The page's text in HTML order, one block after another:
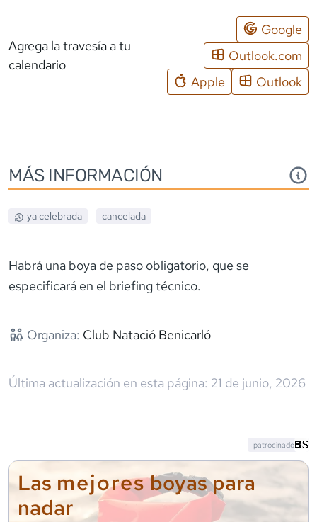
Agrega la travesía a tu
calendario
Google
Outlook.com
Apple
Outlook
MÁS INFORMACIÓN
ya celebrada cancelada
Habrá una boya de paso obligatorio, que se
especificará en el briefing técnico.
Organiza: Club Natació Benicarló
Última actualización en esta página: 21 de junio, 2026
Las mejoresboyas para
nadar
patrocinado